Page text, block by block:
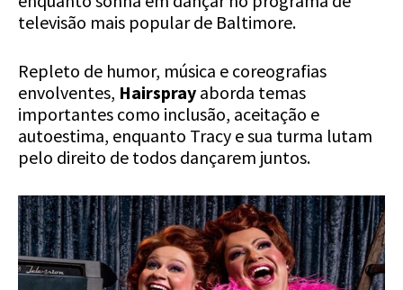
televisão mais popular de Baltimore.
Repleto de humor, música e coreografias
envolventes, Hairspray aborda temas
importantes como inclusão, aceitação e
autoestima, enquanto Tracy e sua turma lutam
pelo direito de todos dançarem juntos.